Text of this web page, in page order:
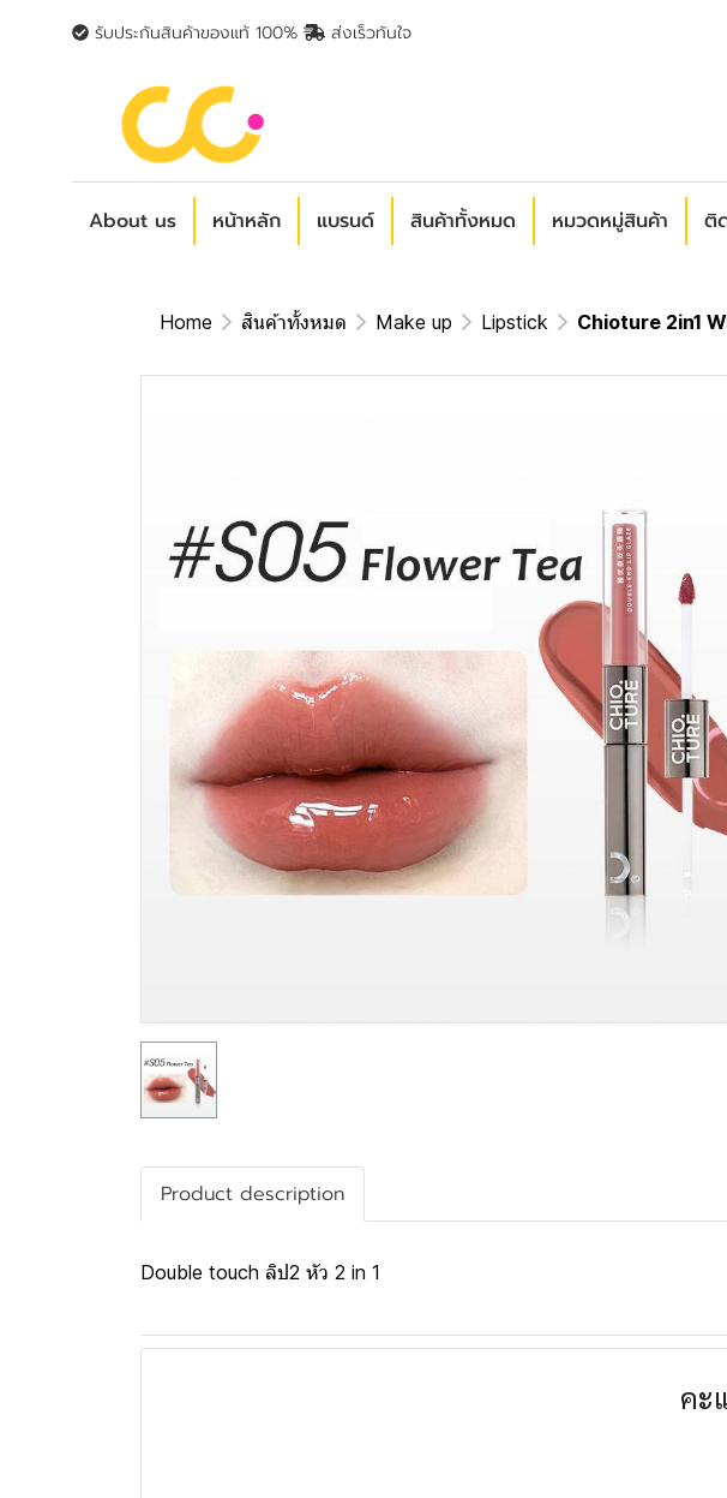
รับประกันสินค้าของแท้ 100% ส่งเร็วทันใจ
About us หน้าหลัก แบรนด์ สินค้าทั้งหมด หมวดหมู่สินค้า ติ
Home สินค้าทั้งหมด Make up Lipstick Chioture 2in1
Product description
Double touch ลิป2 หัว 2 in 1
คะ